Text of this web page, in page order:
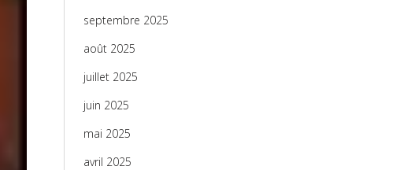
septembre 2025
août 2025
juillet 2025
juin 2025
mai 2025
avril 2025